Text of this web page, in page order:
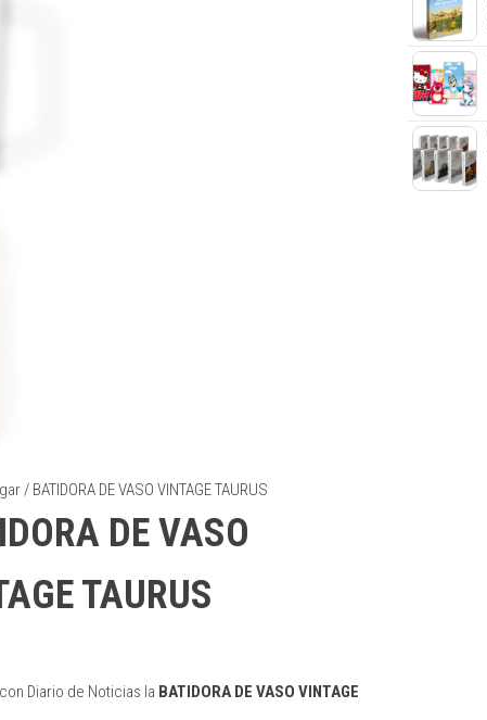
/ BATIDORA DE VASO VINTAGE TAURUS
DE VASO
TAURUS
Diario de Noticias la BATIDORA DE VASO VINTAGE